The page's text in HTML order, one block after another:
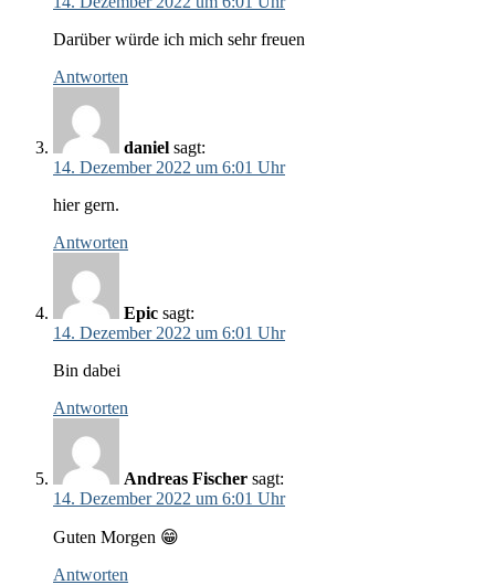
Darüber würde ich mich sehr freuen
Antworten
daniel sagt:
14. Dezember 2022 um 6:01 Uhr
hier gern.
Antworten
Epic sagt:
14. Dezember 2022 um 6:01 Uhr
Bin dabei
Antworten
Andreas Fischer sagt:
14. Dezember 2022 um 6:01 Uhr
Guten Morgen 😁
Antworten